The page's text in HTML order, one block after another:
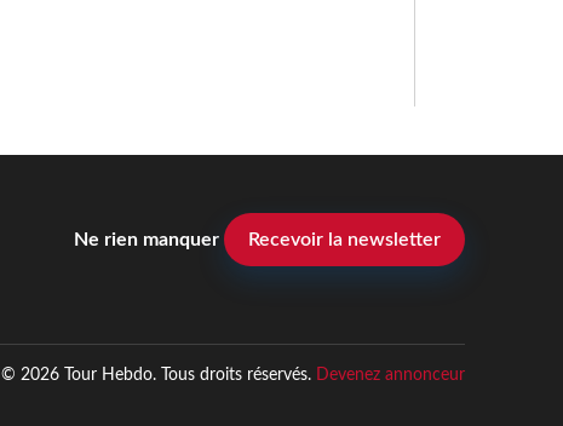
Ne rien manquer Recevoir la newsletter
© 2026 Tour Hebdo. Tous droits réservés. Devenez annonceur